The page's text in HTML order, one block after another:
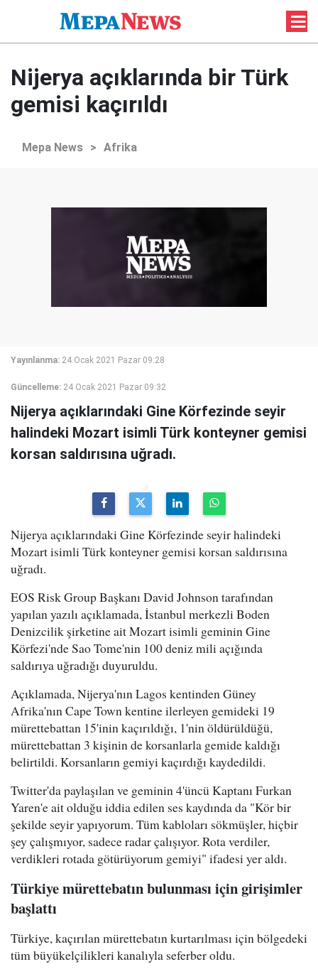
Nijerya açıklarında bir Türk
gemisi kaçırıldı
Mepa News > Afrika
Yayınlanma: 24 Ocak 2021 Pazar 09:28
Güncelleme: 24 Ocak 2021 Pazar 09:32
Nijerya açıklarındaki Gine Körfezinde seyir
halindeki Mozart isimli Türk konteyner gemisi
korsan saldırısına uğradı.
Nijerya açıklarındaki Gine Körfezinde seyir halindeki
Mozart isimli Türk konteyner gemisi korsan saldırısına
uğradı.
EOS Risk Group Başkanı David Johnson tarafından
yapılan yazılı açıklamada, İstanbul merkezli Boden
Denizcilik şirketine ait Mozart isimli geminin Gine
Körfezi'nde Sao Tome'nin 100 deniz mili açığında
saldırıya uğradığı duyuruldu.
Açıklamada, Nijerya'nın Lagos kentinden Güney
Afrika'nın Cape Town kentine ilerleyen gemideki 19
mürettebattan 15'inin kaçırıldığı, 1'nin öldürüldüğü,
mürettebattan 3 kişinin de korsanlarla gemide kaldığı
belirtildi. Korsanların gemiyi kaçırdığı kaydedildi.
Twitter'da paylaşılan ve geminin 4'üncü Kaptanı Furkan
Yaren'e ait olduğu iddia edilen ses kaydında da "Kör bir
şekilde seyir yapıyorum. Tüm kabloları sökmüşler, hiçbir
şey çalışmıyor, sadece radar çalışıyor. Rota verdiler,
verdikleri rotada götürüyorum gemiyi" ifadesi yer aldı.
Türkiye mürettebatın bulunması için girişimler
başlattı
Türkiye, kaçırılan mürettebatın kurtarılması için bölgedeki
tüm büyükelçilikleri kanalıyla seferber oldu.